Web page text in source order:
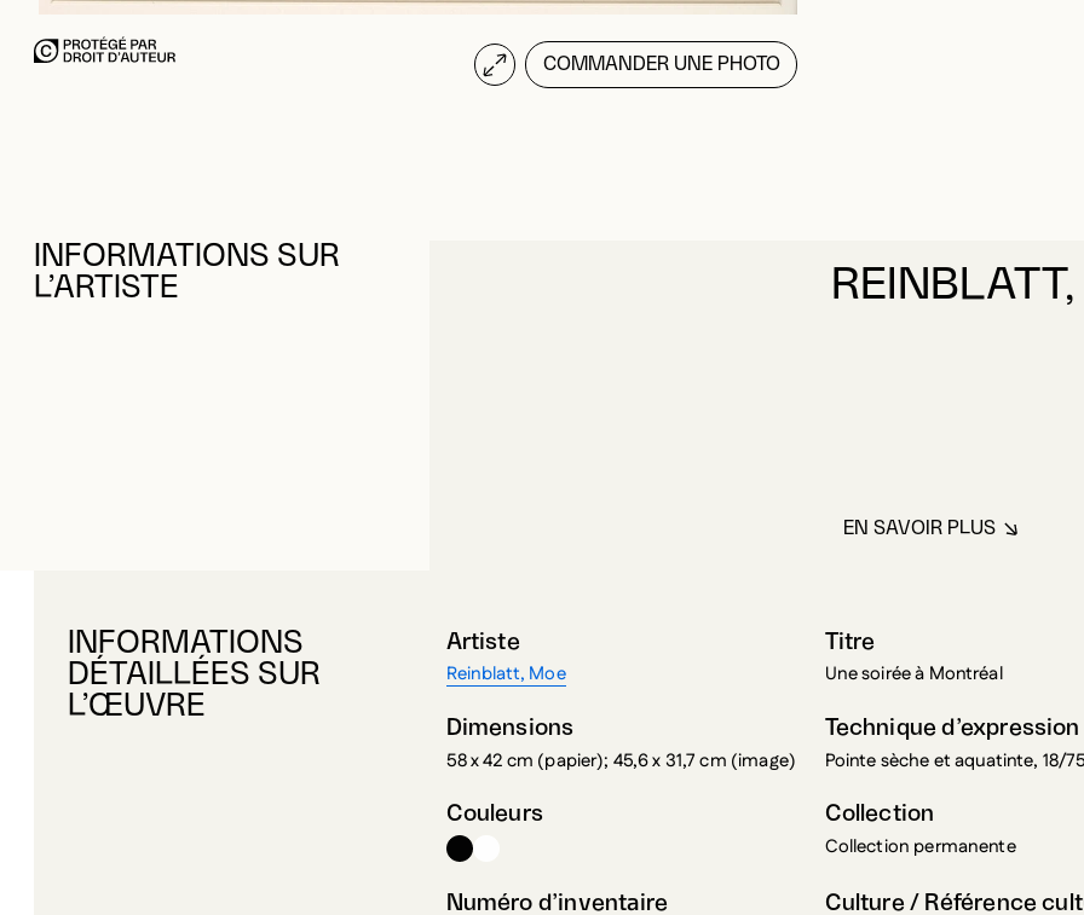
COMMANDER UNE PHOTO
INFORMATIONS SUR
L’ARTISTE
EN SAVOIR PLUSÀ PROPOS DE
INFORMATIONS
DÉTAILLÉES SUR
L’ŒUVRE
Artiste
Reinblatt, Moe
Titre
Une soirée à Montréal
Dimensions
58 x 42 cm (papier); 45,6 x 31,7 cm (image)
Technique d’expression
Pointe sèche et aquatinte, 18/
Couleurs Collection
Collection permanente
Numéro d’inventaire Culture / Référence